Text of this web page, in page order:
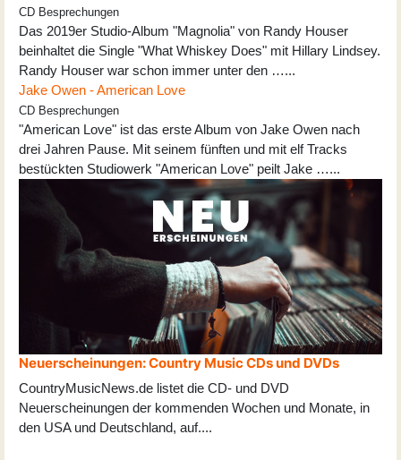
CD Besprechungen
Das 2019er Studio-Album "Magnolia" von Randy Houser
beinhaltet die Single "What Whiskey Does" mit Hillary Lindsey.
Randy Houser war schon immer unter den …...
Jake Owen - American Love
CD Besprechungen
"American Love" ist das erste Album von Jake Owen nach
drei Jahren Pause. Mit seinem fünften und mit elf Tracks
bestückten Studiowerk "American Love" peilt Jake …...
Neuerscheinungen: Country Music CDs und DVDs
CountryMusicNews.de listet die CD- und DVD
Neuerscheinungen der kommenden Wochen und Monate, in
den USA und Deutschland, auf....